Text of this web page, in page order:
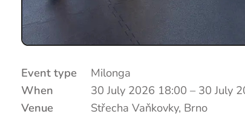
Event type
Milonga
When
30 July 2026 18:00 – 30 July
Venue
Střecha Vaňkovky, Brno